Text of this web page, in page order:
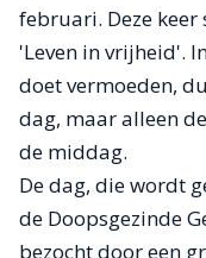
februari. Deze keer
'Leven in vrijheid'.
doet vermoeden,
dag, maar alleen
de middag.
De dag, die wordt
de Doopsgezinde
bezocht door een